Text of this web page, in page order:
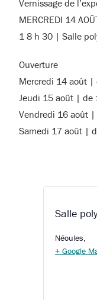
Vernissage de
MERCREDI 14
1 8 h 30 | Salle
Ouverture
Mercredi 14 août |
Jeudi 15 août | de
Vendredi 16 août
Samedi 17 août |
Salle
Néoules,
+ Google